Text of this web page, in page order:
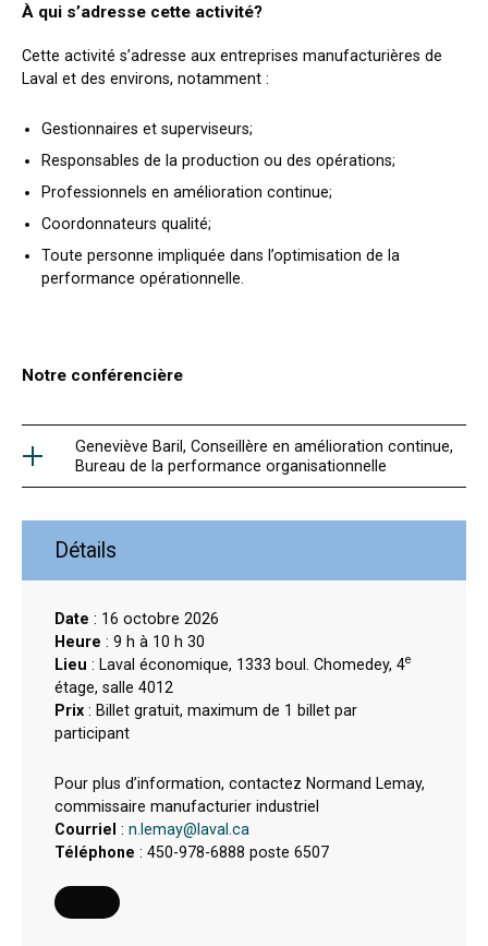
À qui s’adresse cette activité?
Cette activité s’adresse aux entreprises manufacturières de
Laval et des environs, notamment :
Gestionnaires et superviseurs;
Responsables de la production ou des opérations;
Professionnels en amélioration continue;
Coordonnateurs qualité;
Toute personne impliquée dans l’optimisation de la
performance opérationnelle.
Notre conférencière
Geneviève Baril, Conseillère en amélioration continue,
Bureau de la performance organisationnelle
Détails
Date : 16 octobre 2026
Heure : 9 h à 10 h 30
Lieu : Laval économique, 1333 boul. Chomedey, 4e
étage, salle 4012
Prix : Billet gratuit, maximum de 1 billet par
participant
Pour plus d’information, contactez Normand Lemay,
commissaire manufacturier industriel
Courriel : n.lemay@laval.ca
Téléphone : 450-978-6888 poste 6507